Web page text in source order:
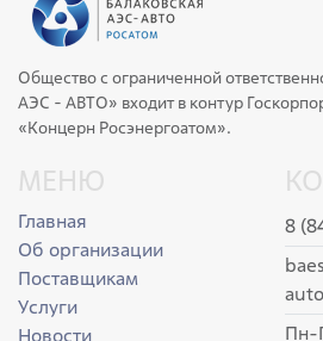
Общество с ограниченной
АЭС - АВТО» входит в контур
«Концерн Росэнергоатом».
МЕНЮ
Главная
Об организации
Поставщикам
Услуги
8
Пн-